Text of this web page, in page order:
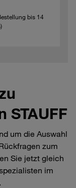
bis 14
STAUFF
um die Auswahl
zum
Sie jetzt gleich
im